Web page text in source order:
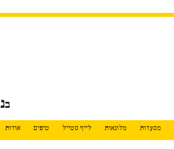
בנ
מסעדות מלונאות לייף סטייל טיפים אודות